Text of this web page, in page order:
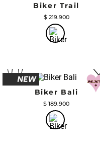
Biker Trail
$ 219.900
Biker Bali
$ 189.900